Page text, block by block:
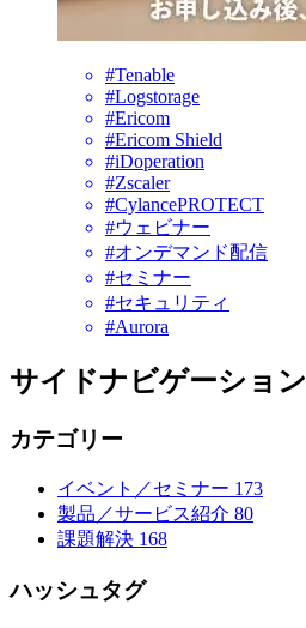
#Tenable
#Logstorage
#Ericom
#Ericom Shield
#iDoperation
#Zscaler
#CylancePROTECT
#ウェビナー
#オンデマンド配信
#セミナー
#セキュリティ
#Aurora
サイドナビゲーション
カテゴリー
イベント／セミナー 173
製品／サービス紹介 80
課題解決 168
ハッシュタグ